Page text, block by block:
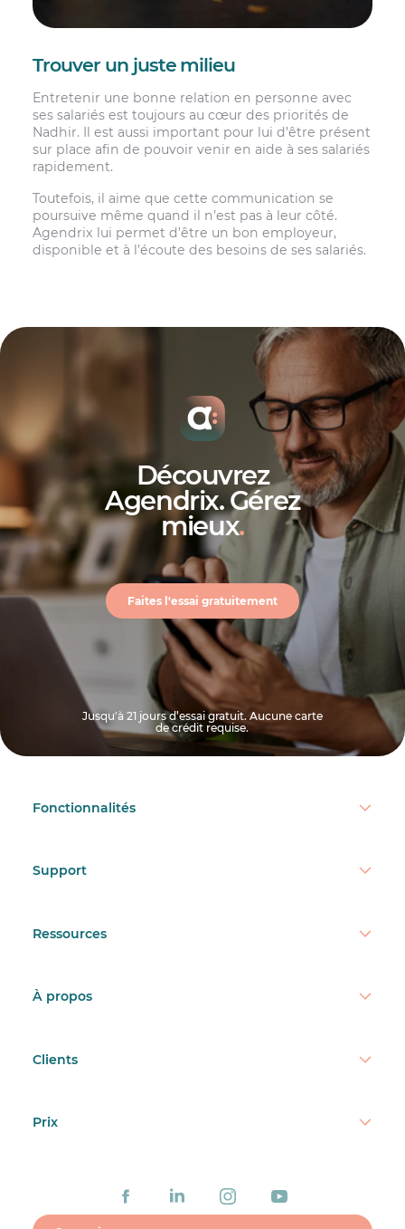
Trouver un juste milieu
Entretenir une bonne relation en personne avec
ses salariés est toujours au cœur des priorités de
Nadhir. Il est aussi important pour lui d’être présent
sur place afin de pouvoir venir en aide à ses salariés
rapidement.
Toutefois, il aime que cette communication se
poursuive même quand il n’est pas à leur côté.
Agendrix lui permet d’être un bon employeur,
disponible et à l’écoute des besoins de ses salariés.
Découvrez
Agendrix. Gérez
mieux.
Faites l'essai gratuitement
Jusqu'à 21 jours d’essai gratuit. Aucune carte
de crédit requise.
Fonctionnalités
Support
Ressources
À propos
Clients
Prix